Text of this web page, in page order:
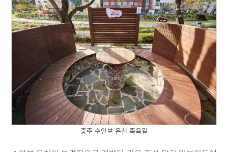
충주 수안보 온천 족욕길